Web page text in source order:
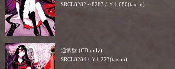
SRCL8282～8283 / ￥1,680(tax in)
通常盤 (CD only)
SRCL8284 / ￥1,223(tax in)